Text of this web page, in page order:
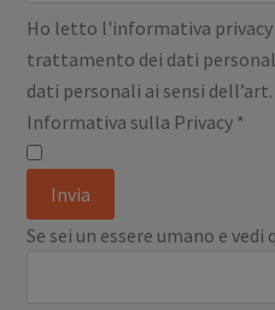
Ho letto l'informativa privacy
trattamento dei dati
dati personali ai sensi dell’art.
Informativa sulla Privacy *
Se sei un essere umano e